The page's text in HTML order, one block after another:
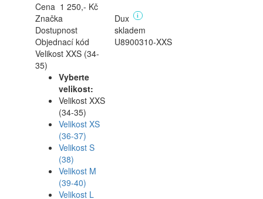
Cena 1 250,- Kč
Značka
Dux i
Dostupnost
skladem
Objednací kód
U8900310-XXS
Velikost XXS (34-
35)
Vyberte
velikost:
Velikost XXS
(34-35)
Velikost XS
(36-37)
Velikost S
(38)
Velikost M
(39-40)
Velikost L